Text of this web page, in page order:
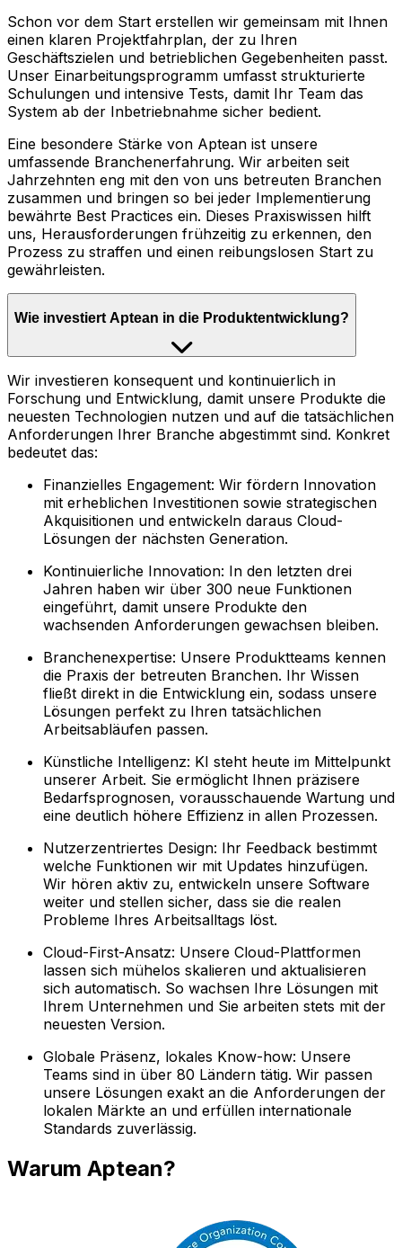
Schon vor dem Start erstellen wir gemeinsam mit Ihnen
einen klaren Projektfahrplan, der zu Ihren
Geschäftszielen und betrieblichen Gegebenheiten passt.
Unser Einarbeitungsprogramm umfasst strukturierte
Schulungen und intensive Tests, damit Ihr Team das
System ab der Inbetriebnahme sicher bedient.
Eine besondere Stärke von Aptean ist unsere
umfassende Branchenerfahrung. Wir arbeiten seit
Jahrzehnten eng mit den von uns betreuten Branchen
zusammen und bringen so bei jeder Implementierung
bewährte Best Practices ein. Dieses Praxiswissen hilft
uns, Herausforderungen frühzeitig zu erkennen, den
Prozess zu straffen und einen reibungslosen Start zu
gewährleisten.
Wie investiert Aptean in die Produktentwicklung?
Wir investieren konsequent und kontinuierlich in
Forschung und Entwicklung, damit unsere Produkte die
neuesten Technologien nutzen und auf die tatsächlichen
Anforderungen Ihrer Branche abgestimmt sind. Konkret
bedeutet das:
Finanzielles Engagement: Wir fördern Innovation
mit erheblichen Investitionen sowie strategischen
Akquisitionen und entwickeln daraus Cloud-
Lösungen der nächsten Generation.
Kontinuierliche Innovation: In den letzten drei
Jahren haben wir über 300 neue Funktionen
eingeführt, damit unsere Produkte den
wachsenden Anforderungen gewachsen bleiben.
Branchenexpertise: Unsere Produktteams kennen
die Praxis der betreuten Branchen. Ihr Wissen
fließt direkt in die Entwicklung ein, sodass unsere
Lösungen perfekt zu Ihren tatsächlichen
Arbeitsabläufen passen.
Künstliche Intelligenz: KI steht heute im Mittelpunkt
unserer Arbeit. Sie ermöglicht Ihnen präzisere
Bedarfsprognosen, vorausschauende Wartung und
eine deutlich höhere Effizienz in allen Prozessen.
Nutzerzentriertes Design: Ihr Feedback bestimmt
welche Funktionen wir mit Updates hinzufügen.
Wir hören aktiv zu, entwickeln unsere Software
weiter und stellen sicher, dass sie die realen
Probleme Ihres Arbeitsalltags löst.
Cloud-First-Ansatz: Unsere Cloud-Plattformen
lassen sich mühelos skalieren und aktualisieren
sich automatisch. So wachsen Ihre Lösungen mit
Ihrem Unternehmen und Sie arbeiten stets mit der
neuesten Version.
Globale Präsenz, lokales Know-how: Unsere
Teams sind in über 80 Ländern tätig. Wir passen
unsere Lösungen exakt an die Anforderungen der
lokalen Märkte an und erfüllen internationale
Standards zuverlässig.
Warum Aptean?